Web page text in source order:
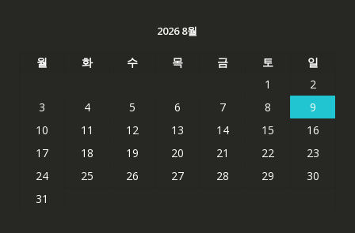
2026 8월
월 화 수 목 금 토
일
1
2
3
4 5 6 7 8
9
10
11 12 13 14 15
16
17
18 19 20 21 22
23
24
25 26 27 28 29
30
31